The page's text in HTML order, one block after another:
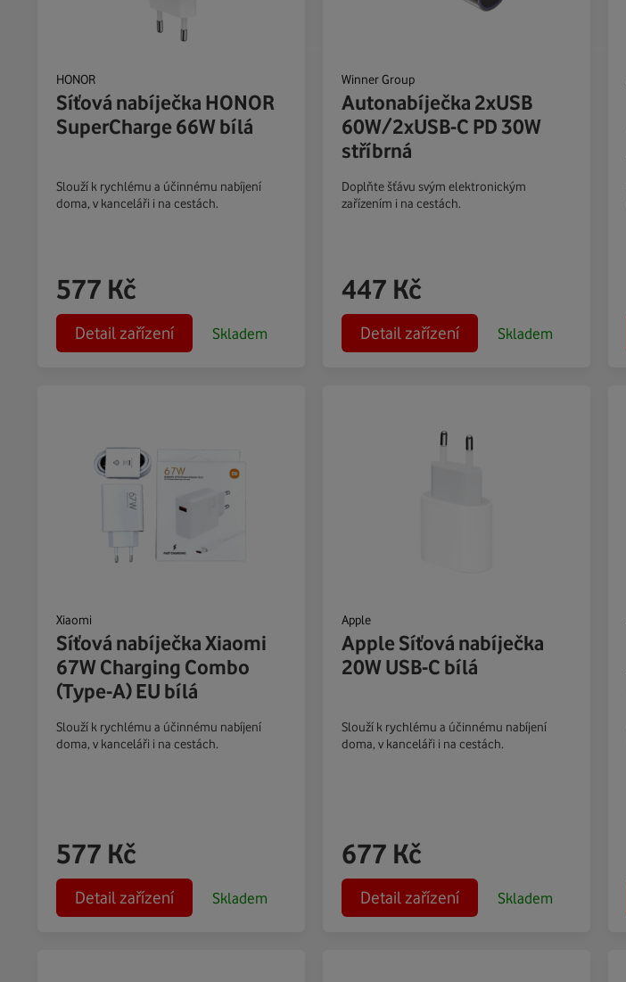
HONOR
Síťová nabíječka HONOR
SuperCharge 66W bílá
Slouží k rychlému a účinnému nabíjení
doma, v kanceláři i na cestách.
577 Kč
Detail zařízení Skladem
Winner Group
Autonabíječka 2xUSB
60W/2xUSB-C PD 30W
stříbrná
Doplňte šťávu svým elektronickým
zařízením i na cestách.
447 Kč
Detail zařízení Skladem
Xiaomi
Síťová nabíječka Xiaomi
67W Charging Combo
(Type-A) EU bílá
Slouží k rychlému a účinnému nabíjení
doma, v kanceláři i na cestách.
577 Kč
Detail zařízení Skladem
Apple
Apple Síťová nabíječka
20W USB-C bílá
Slouží k rychlému a účinnému nabíjení
doma, v kanceláři i na cestách.
677 Kč
Detail zařízení Skladem